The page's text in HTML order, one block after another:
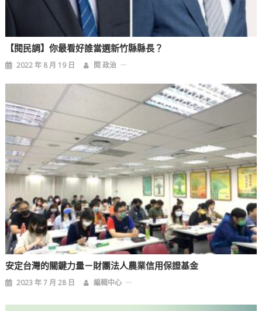
【閱民調】你最看好誰當選新竹縣縣長？
2022 年 8 月 19 日 閱 政治
安定台灣的關鍵力量－財團法人農業信用保證基金
2023 年 7 月 28 日 編輯中心